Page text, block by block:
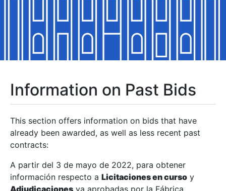
Show/Hide
Show/Hide
Show/Hide
Show/Hide
Show/Hide
Information on Past Bids
This section offers information on bids that have
already been awarded, as well as less recent past
contracts:
A partir del 3 de mayo de 2022, para obtener
información respecto a Licitaciones en curso y
Adjudicaciones ya aprobadas por la Fábrica